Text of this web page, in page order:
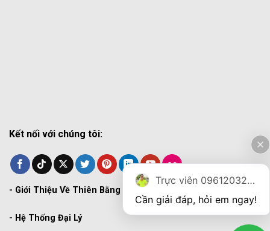
Kết nối với chúng tôi:
- Giới Thiệu Về Thiên Bằng
- Hệ Thống Đại Lý
Trực viên 0961203270
Cần giải đáp, hỏi em ngay!